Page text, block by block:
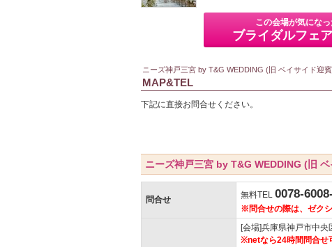
この会場が気になっ
ブライダルフェ
ニーズ神戸三宮 by T&G WEDDING (旧 ベイサイド迎
MAP&TEL
下記に直接お問合せください。
ニーズ神戸三宮 by T&G WEDDING (旧
問合せ 無料TEL 0078-
※問合せの際は、ゼク
[会場]兵庫県神戸市中
※netなら24時間問合せ